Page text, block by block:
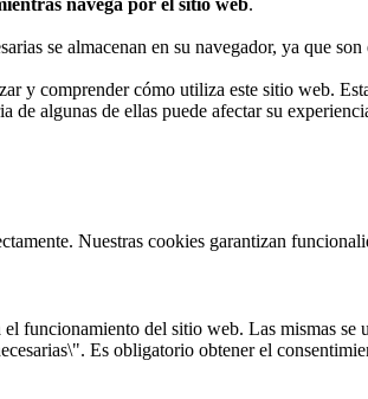
se almacenan en su navegador, ya que
y comprender cómo utiliza este sitio web.
algunas de ellas puede afectar su
Nuestras cookies garantizan
funcionamiento del sitio web. Las mismas
Es obligatorio obtener el